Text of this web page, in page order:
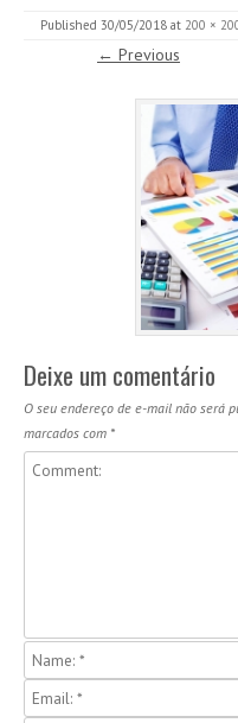
Published 30/05/2018 at 200 ×
← Previous
Deixe um comentário
O seu endereço de e-mail não será
marcados com *